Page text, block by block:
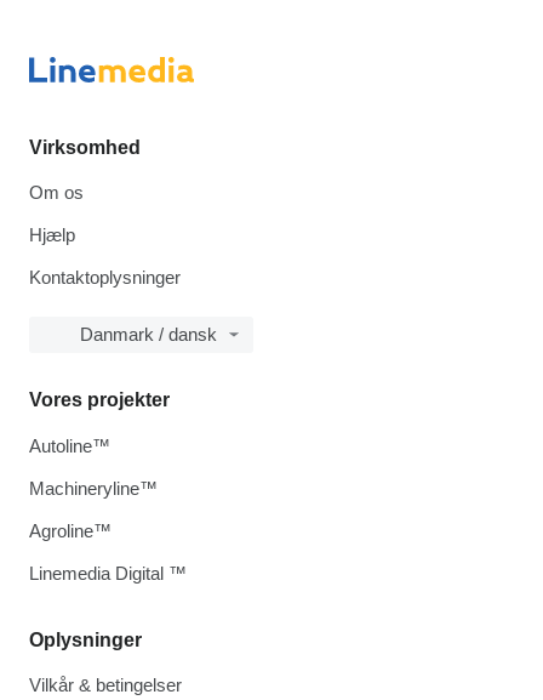
Virksomhed
Om os
Hjælp
Kontaktoplysninger
Danmark / dansk
Oplysninger
Vilkår & betingelser
Vores projekter
Autoline™
Machineryline™
Agroline™
Linemedia Digital ™